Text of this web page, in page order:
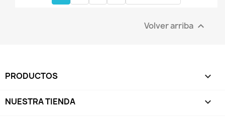
Volver arriba 
PRODUCTOS 
NUESTRA TIENDA 